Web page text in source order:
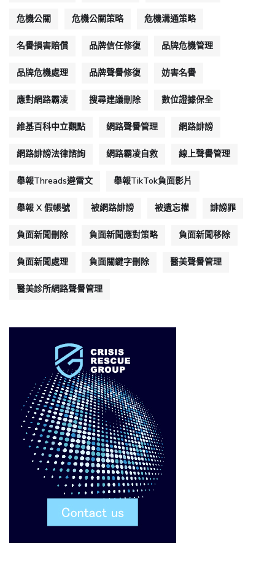
危機公關 危機公關策略 危機溝通策略
名譽損害賠償 品牌信任修復 品牌危機管理
品牌危機處理 品牌聲譽修復 妨害名譽
應對網路霸凌 搜尋建議刪除 數位證據保全
維基百科中立觀點 網路聲譽管理 網路誹謗
網路誹謗法律諮詢 網路霸凌自救 線上聲譽管理
舉報Threads避雷文 舉報TikTok負面影片
舉報 X 假帳號 被網路誹謗 被遺忘權 誹謗罪
負面新聞刪除 負面新聞應對策略 負面新聞移除
負面新聞處理 負面關鍵字刪除 醫美聲譽管理
醫美診所網路聲譽管理